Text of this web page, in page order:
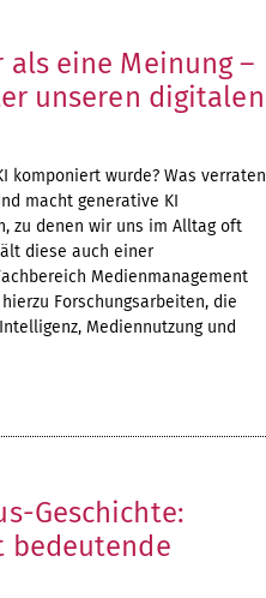
als eine Meinung –
unseren digitalen
komponiert wurde? Was verraten
macht generative KI
zu denen wir uns im Alltag oft
diese auch einer
Medienmanagement
Forschungsarbeiten, die
Mediennutzung und
Geschichte:
bedeutende